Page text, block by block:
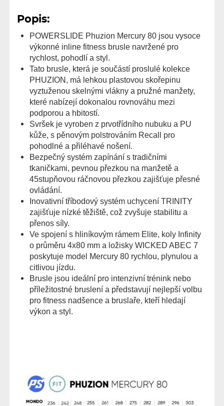
Popis:
POWERSLIDE Phuzion Mercury 80 jsou vysoce
výkonné inline fitness brusle navržené pro
rychlost, pohodlí a styl.
Tato brusle, která je součástí proslulé kolekce
PHUZION, má lehkou plastovou skořepinu
vyztuženou skelnými vlákny a pružné manžety,
které nabízejí dokonalou rovnováhu mezi
podporou a hbitostí.
Svršek je vyroben z prvotřídního nubuku a PU
kůže, s pěnovým polstrováním Recall pro
pohodlné a přiléhavé nošení.
Bezpečný systém zapínání s tradičními
tkaničkami, pevnou přezkou na manžetě a
45stupňovou ráčnovou přezkou zajišťuje přesné
ovládání.
Inovativní tříbodový systém uchycení TRINITY
zajišťuje nízké těžiště, což zvyšuje stabilitu a
přenos síly.
Ve spojení s hliníkovým rámem Elite, koly Infinity
o průměru 4x80 mm a ložisky WICKED ABEC 7
poskytuje model Mercury 80 rychlou, plynulou a
citlivou jízdu.
Brusle jsou ideální pro intenzivní trénink nebo
příležitostné bruslení a představují nejlepší volbu
pro fitness nadšence a bruslaře, kteří hledají
výkon a styl.